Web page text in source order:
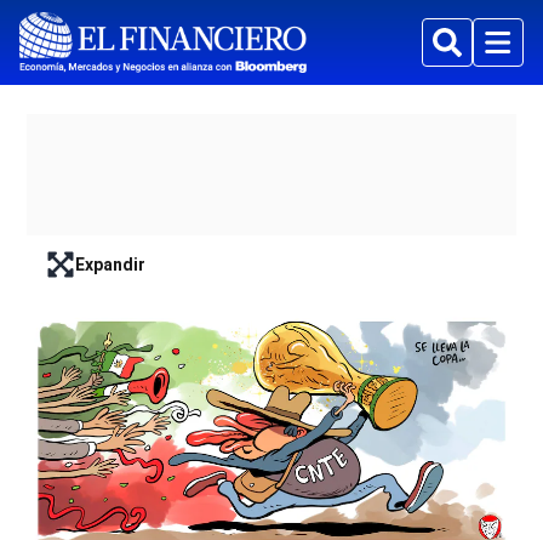
BuscarMenu
lead-art-block.fullscreen-enter
Expandir